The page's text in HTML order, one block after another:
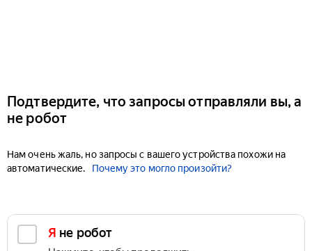
Подтвердите, что запросы отправляли вы, а
не робот
Нам очень жаль, но запросы с вашего устройства похожи на
автоматические.
Почему это могло произойти?
Я не робот